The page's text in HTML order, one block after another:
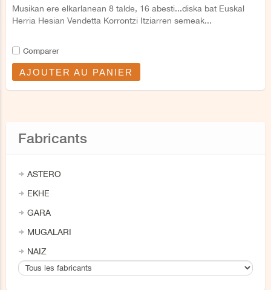
Musikan ere elkarlanean 8 talde, 16 abesti...diska bat Euskal
Herria Hesian Vendetta Korrontzi Itziarren semeak...
Comparer
AJOUTER AU PANIER
Fabricants
ASTERO
EKHE
GARA
MUGALARI
NAIZ